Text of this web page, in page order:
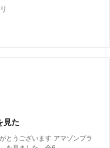
見た
とうございます アマゾンプラ